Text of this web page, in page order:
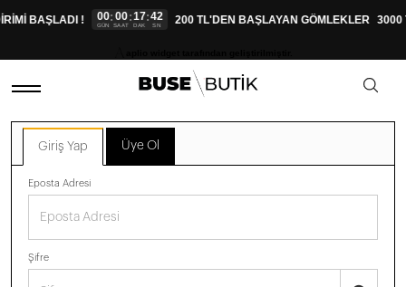
BAŞLADI ! 00
GÜN
: 00
SAAT
:17
DAK
:42
SN 200 TL'DEN BAŞLAYAN GÖMLEKLER 3000
Giriş Yap Üye Ol
Eposta Adresi
Şifre